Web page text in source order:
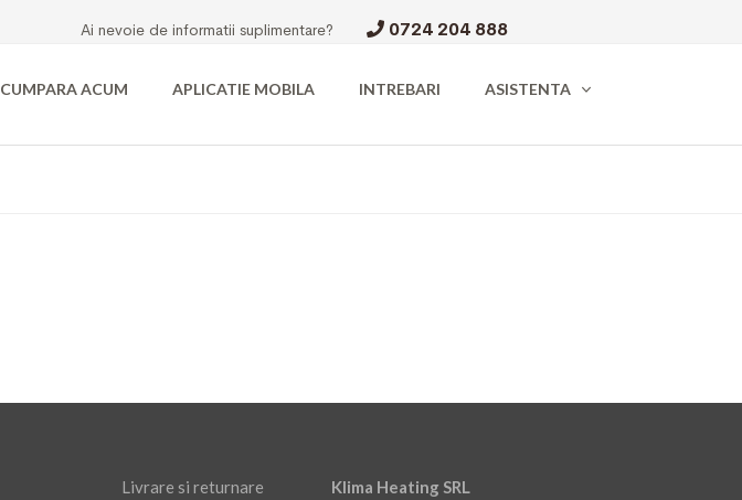
Ai nevoie de informatii suplimentare? 0724 204 888
CUMPARA ACUM APLICATIE MOBILA INTREBARI ASISTENTA
Livrare si returnare Klima Heating SRL